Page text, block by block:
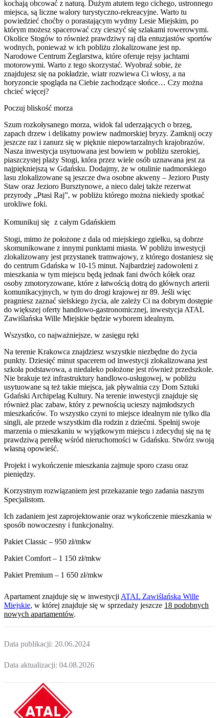
kochają obcować z naturą. Dużym atutem tego cichego, ustronnego
miejsca, są liczne walory turystyczno-rekreacyjne. Warto tu
powiedzieć choćby o porastającym wydmy Lesie Miejskim, po
którym możesz spacerować czy cieszyć się szlakami rowerowymi.
Okolice Stogów to również prawdziwy raj dla entuzjastów sportów
wodnych, ponieważ w ich pobliżu zlokalizowane jest np.
Narodowe Centrum Żeglarstwa, które oferuje rejsy jachtami
motorowymi. Warto z tego skorzystać. Wyobraź sobie, że
znajdujesz się na pokładzie, wiatr rozwiewa Ci włosy, a na
horyzoncie spogląda na Ciebie zachodzące słońce… Czy można
chcieć więcej?
Poczuj bliskość morza
Szum rozkołysanego morza, widok fal uderzających o brzeg,
zapach drzew i delikatny powiew nadmorskiej bryzy. Zamknij oczy
jeszcze raz i zanurz się w pięknie niepowtarzalnych krajobrazów.
Nasza inwestycja usytuowana jest bowiem w pobliżu szerokiej,
piaszczystej plaży Stogi, która przez wiele osób uznawana jest za
najpiękniejszą w Gdańsku. Dodajmy, że w otulinie nadmorskiego
lasu zlokalizowane są jeszcze dwa osobne akweny – Jezioro Pusty
Staw oraz Jezioro Bursztynowe, a nieco dalej także rezerwat
przyrody „Ptasi Raj”, w pobliżu którego można niekiedy spotkać
urokliwe foki.
Komunikuj się z całym Gdańskiem
Stogi, mimo że położone z dala od miejskiego zgiełku, są dobrze
skomunikowane z innymi punktami miasta. W pobliżu inwestycji
zlokalizowany jest przystanek tramwajowy, z którego dostaniesz się
do centrum Gdańska w 10-15 minut. Najbardziej zadowoleni z
mieszkania w tym miejscu będą jednak fani dwóch kółek oraz
osoby zmotoryzowane, które z łatwością dotrą do głównych arterii
komunikacyjnych, w tym do drogi krajowej nr 89. Jeśli więc
pragniesz zaznać sielskiego życia, ale zależy Ci na dobrym dostępie
do większej oferty handlowo-gastronomicznej, inwestycja ATAL
Zawiślańska Wille Miejskie będzie wyborem idealnym.
Wszystko, co najważniejsze, w zasięgu ręki
Na terenie Krakowca znajdziesz wszystkie niezbędne do życia
punkty. Dziesięć minut spacerem od inwestycji zlokalizowana jest
szkoła podstawowa, a niedaleko położone jest również przedszkole.
Nie brakuje też infrastruktury handlowo-usługowej, w pobliżu
usytuowane są też takie miejsca, jak pływalnia czy Dom Sztuki
Gdański Archipelag Kultury. Na terenie inwestycji znajduje się
również plac zabaw, który z pewnością ucieszy najmłodszych
mieszkańców. To wszystko czyni to miejsce idealnym nie tylko dla
singli, ale przede wszystkim dla rodzin z dziećmi. Spełnij swoje
marzenia o mieszkaniu w wyjątkowym miejscu i zdecyduj się na tę
prawdziwą perełkę wśród nieruchomości w Gdańsku. Stwórz swoją
własną opowieść.
Projekt i wykończenie mieszkania zajmuje sporo czasu oraz
pieniędzy.
Korzystnym rozwiązaniem jest przekazanie tego zadania naszym
Specjalistom.
Ich zadaniem jest zaprojektowanie oraz wykończenie mieszkania w
sposób nowoczesny i funkcjonalny.
Pakiet Classic – 950 zł/mkw
Pakiet Comfort – 1 150 zł/mkw
Pakiet Premium – 1 650 zł/mkw
Apartament znajduje się w inwestycji ATAL Zawiślańska Wille
Miejskie, w której znajduje się w sprzedaży jeszcze 18 podobnych
nowych apartamentów.
Data publikacji: 20.06.2024
Data aktualizacji: 04.08.2026